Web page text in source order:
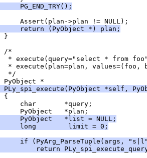
PG_END_TRY();
Assert(plan->plan != NULL);
return (PyObject *) plan;
}
/*
* execute(query="select * from
* execute(plan=plan, values=(foo,
*/
PyObject *
PLy_spi_execute(PyObject *self,
{
char       *query;
PyObject   *plan;
PyObject   *list = NULL;
long        limit = 0;
if (PyArg_ParseTuple(args,
return